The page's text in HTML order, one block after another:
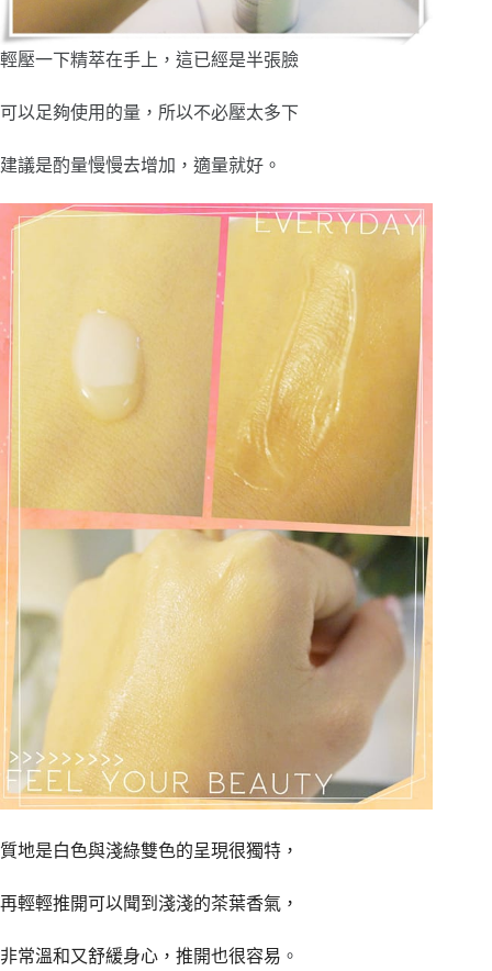
輕壓一下精萃在手上，這已經是半張臉
可以足夠使用的量，所以不必壓太多下
建議是酌量慢慢去增加，適量就好。
質地是白色與淺綠雙色的呈現很獨特，
再輕輕推開可以聞到淺淺的茶葉香氣，
非常溫和又舒緩身心，推開也很容易 。